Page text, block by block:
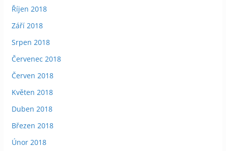
Říjen 2018
Září 2018
Srpen 2018
Červenec 2018
Červen 2018
Květen 2018
Duben 2018
Březen 2018
Únor 2018